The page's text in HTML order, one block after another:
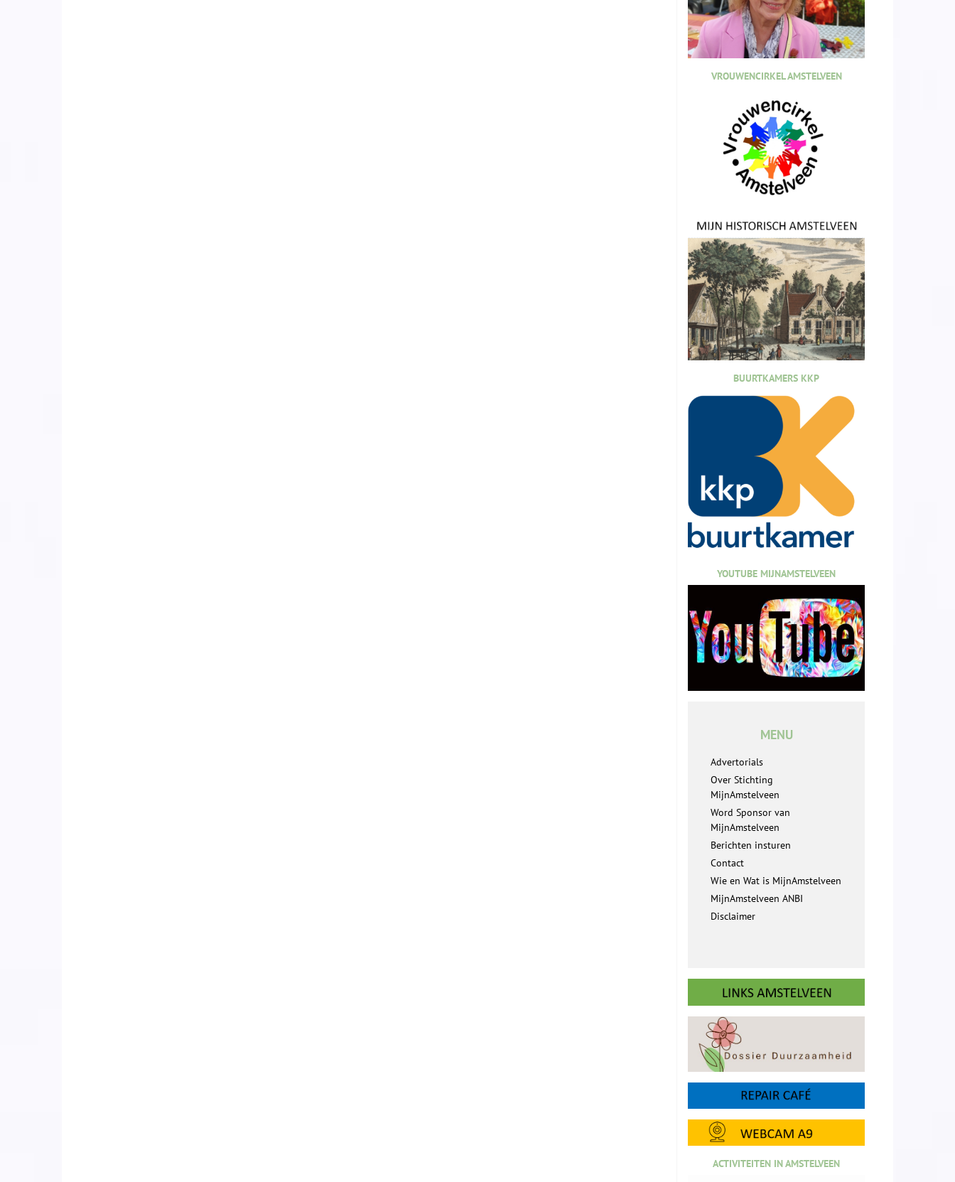
VROUWENCIRKEL AMSTELVEEN
BUURTKAMERS KKP
YOUTUBE MIJNAMSTELVEEN
MENU
Advertorials
Over Stichting
MijnAmstelveen
Word Sponsor van
MijnAmstelveen
Berichten insturen
Contact
Wie en Wat is MijnAmstelveen
MijnAmstelveen ANBI
Disclaimer
ACTIVITEITEN IN AMSTELVEEN